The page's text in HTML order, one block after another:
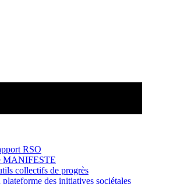
RSO
MANIFESTE
collectifs de progrès
plateforme des initiatives sociétales